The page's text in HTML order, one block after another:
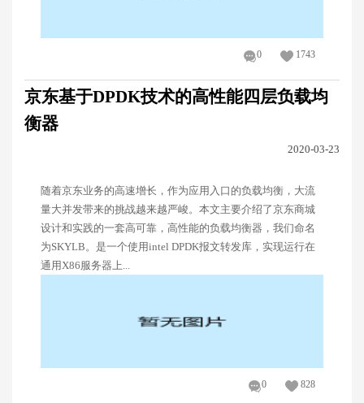
0 1743
京东基于DPDK技术的高性能四层负载均
衡器
2020-03-23
随着京东业务的高速增长，作为应用入口的负载均衡，大流
量大并发带来的挑战越来越严峻。本文主要介绍了京东商城
设计和实践的一套高可靠，高性能的负载均衡器，我们命名
为SKYLB。是一个使用intel DPDK报文转发库，实现运行在
通用X86服务器上...
0 828